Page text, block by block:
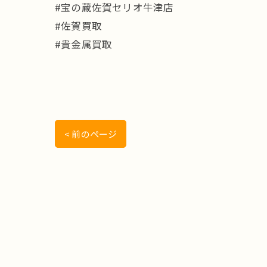
#宝の蔵佐賀セリオ牛津店
#佐賀買取
#貴金属買取
< 前のページ